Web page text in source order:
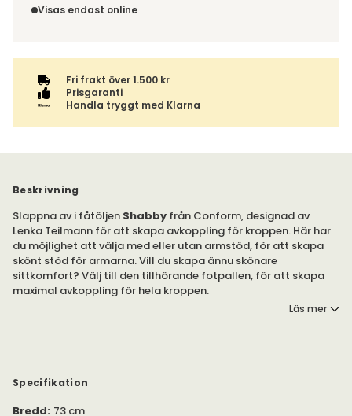
inte av ångerrätten.
Visas endast online
Fri frakt över 1.500 kr
Prisgaranti
Handla tryggt med Klarna
Beskrivning
Slappna av i fåtöljen Shabby från Conform, designad av
Lenka Teilmann för att skapa avkoppling för kroppen. Här har
du möjlighet att välja med eller utan armstöd, för att skapa
skönt stöd för armarna. Vill du skapa ännu skönare
sittkomfort? Välj till den tillhörande fotpallen, för att skapa
maximal avkoppling för hela kroppen.
Fåtöljen Shabby är . Med sin stilrena design smälter Shabby in i
moderna eller klassiska inslag.
Läs mer
Specifikation
Bredd: 73 cm